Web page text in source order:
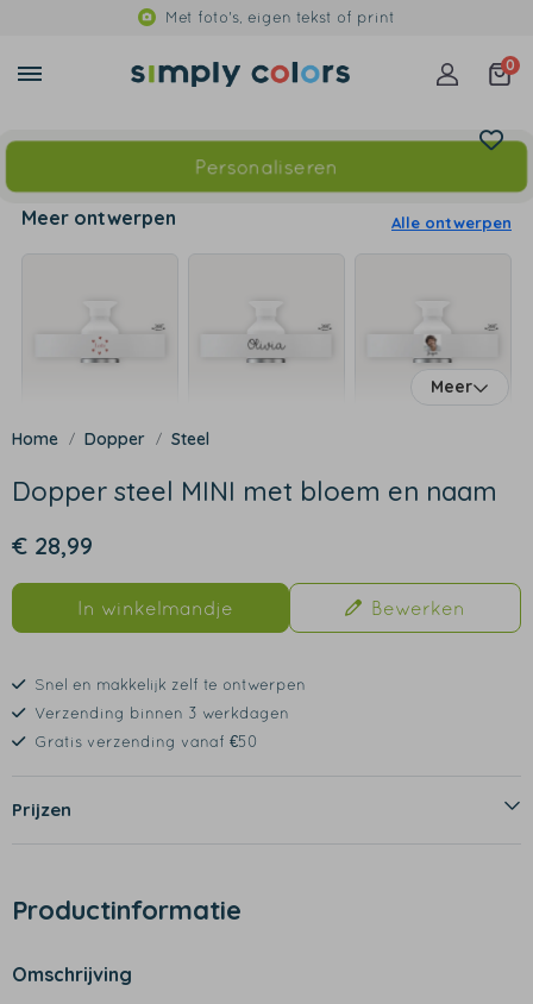
Met foto's, eigen tekst of print
0
Personaliseren
Meer ontwerpen Alle ontwerpen
Meer
Dopper Steel
Dopper steel MINI met bloem en naam
€ 28,99
In winkelmandje Bewerken
Snel en makkelijk zelf te ontwerpen
Verzending binnen 3 werkdagen
Gratis verzending vanaf €50
Prijzen
Productinformatie
Omschrijving